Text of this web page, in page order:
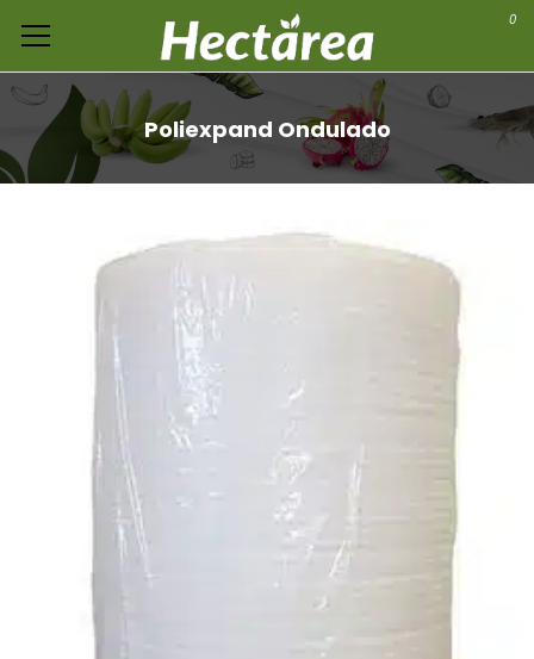
0
Poliexpand Ondulado